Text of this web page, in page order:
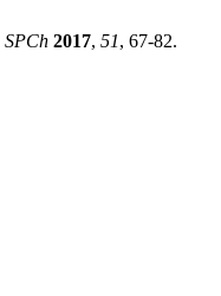
SPCh 2017, 51, 67-82.